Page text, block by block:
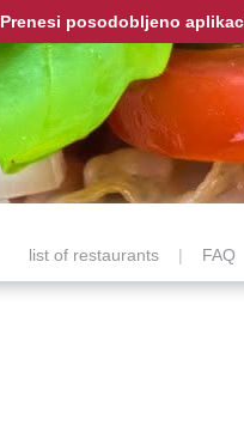
Prenesi posodobljeno
list of restaurants | FAQ